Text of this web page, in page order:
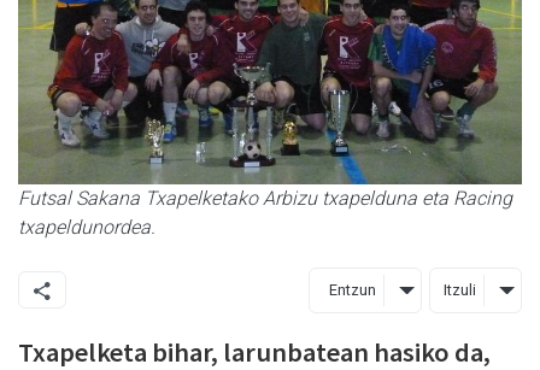
Futsal Sakana Txapelketako Arbizu txapelduna eta Racing
txapeldunordea.
Entzun Itzuli
Txapelketa bihar, larunbatean hasiko da,